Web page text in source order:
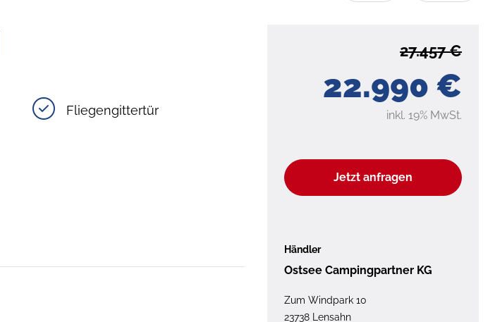
22.990 €
27.457 €
inkl. 19% MwSt.
Jetzt anfragen
Händler
Ostsee Campingpartner KG
Zum Windpark 10
23738 Lensahn
Fliegengittertür